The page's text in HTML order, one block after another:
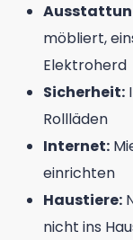
möbliert,
Elektroherd
Sicherheit:
Rollläden
Internet:
einrichten
Haustiere:
nicht ins